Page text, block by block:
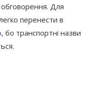
обговорення. Для
перенести в
, бо транспортні назви